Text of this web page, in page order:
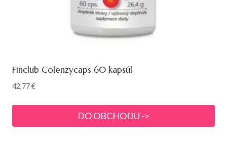
Finclub Colenzycaps 60 kapsúl
42,77€
DO OBCHODU ->